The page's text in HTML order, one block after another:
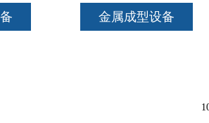
金属成型设备